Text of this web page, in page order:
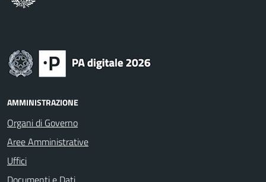
AMMINISTRAZIONE
Organi di Governo
Aree Amministrative
Uffici